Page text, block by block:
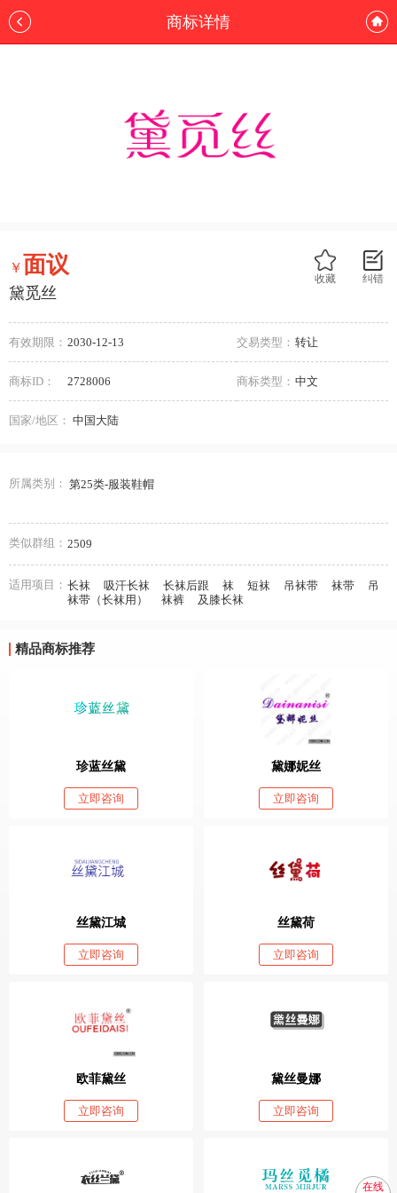
商标详情
纠错
收藏
￥面议
黛觅丝
有效期限： 2030-12-13 交易类型： 转让
商标ID： 2728006 商标类型： 中文
国家/地区： 中国大陆
所属类别： 第25类-服装鞋帽
类似群组： 2509
适用项目： 长袜 吸汗长袜 长袜后跟 袜 短袜 吊袜带 袜带
吊
袜带（长袜用）
袜裤 及膝长袜
精品商标推荐
珍蓝丝黛
立即咨询
黛娜妮丝
立即咨询
丝黛江城
立即咨询
丝黛荷
立即咨询
欧菲黛丝
立即咨询
黛丝曼娜
立即咨询
在线